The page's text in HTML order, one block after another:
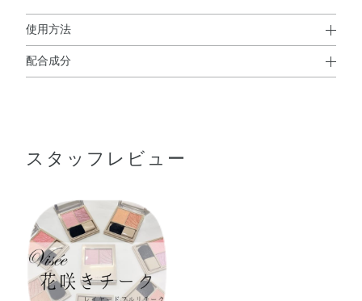
使用方法
使用方法
ねてください。
表面を一方向に軽くすべらせるようにやさしくおとりください。
配合成分
チコン／ビニルジメチコン）クロスポリマー・タルク・デ
ーゲン・DPG・（PEG－15／ラウリルジメチコン）クロス
ポリマー・（ビニルジメチコン／ラウリルジメチコン）ク
ロスポリマー・アミノプロピルトリエトキシシラン・アモ
ジメチコン・イソドデカン・エチルセルロース・エチルヘ
キサン酸セチル・オクチルドデカノール・クエン酸Na・ジ
スタッフレビュー